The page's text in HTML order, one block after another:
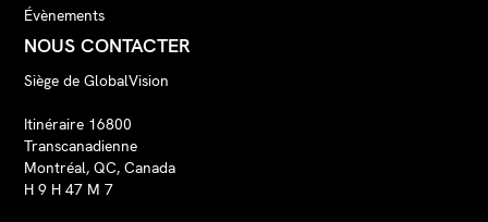
Évènements
NOUS CONTACTER
Siège de GlobalVision
Itinéraire 16800
Transcanadienne
Montréal, QC, Canada
H 9 H 47 M 7